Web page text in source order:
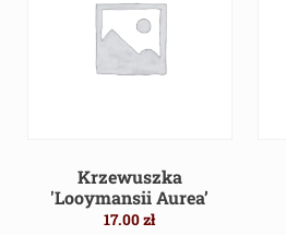
Krzewuszka
'Looymansii Aurea’
17.00zł